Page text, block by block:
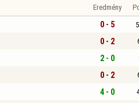
Eredmény
0 - 5
0 - 2
2 - 0
0 - 2
4 - 0